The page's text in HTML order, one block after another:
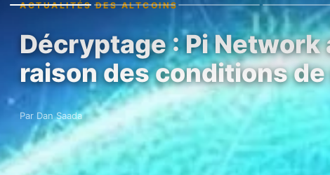
ACTUALITÉS DES ALTCOINS
Décryptage : Pi
raison des conditions
Par Dan Saada